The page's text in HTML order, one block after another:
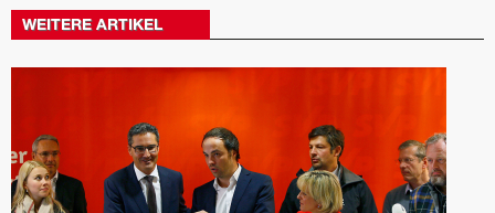
WEITERE ARTIKEL